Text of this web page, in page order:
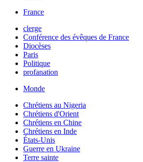
France
clerge
Conférence des évêques de France
Diocèses
Paris
Politique
profanation
Monde
Chrétiens au Nigeria
Chrétiens d'Orient
Chrétiens en Chine
Chrétiens en Inde
États-Unis
Guerre en Ukraine
Terre sainte